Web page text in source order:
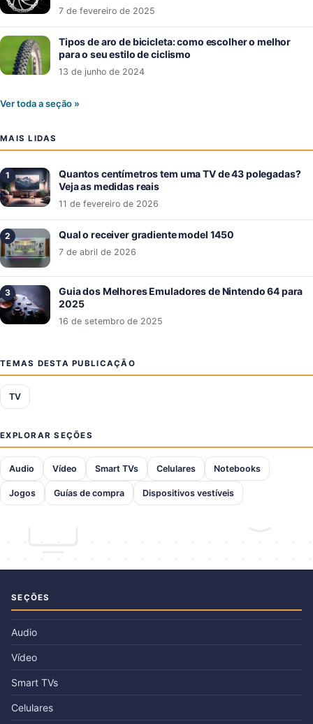
7 de fevereiro de 2025
Tipos de aro de bicicleta: como escolher o melhor
para o seu estilo de ciclismo
13 de junho de 2024
Ver toda a seção »
MAIS LIDAS
Quantos centímetros tem uma TV de 43 polegadas?
Veja as medidas reais
11 de fevereiro de 2026
Qual o receiver gradiente model 1450
7 de abril de 2026
Guia dos Melhores Emuladores de Nintendo 64 para
2025
16 de setembro de 2025
TEMAS DESTA PUBLICAÇÃO
TV
EXPLORAR SEÇÕES
Audio Vídeo Smart TVs Celulares Notebooks
Jogos Guías de compra Dispositivos vestíveis
SEÇÕES
Audio
Vídeo
Smart TVs
Celulares